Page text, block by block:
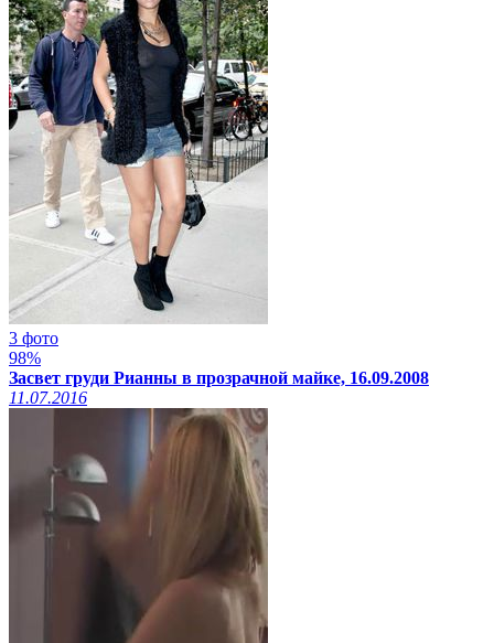
3 фото
98%
Засвет груди Рианны в прозрачной майке, 16.09.2008
11.07.2016